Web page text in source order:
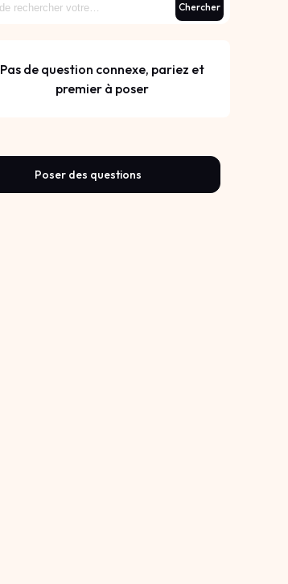
Chercher
Pas de question connexe, pariez et
premier à poser
Poser des questions